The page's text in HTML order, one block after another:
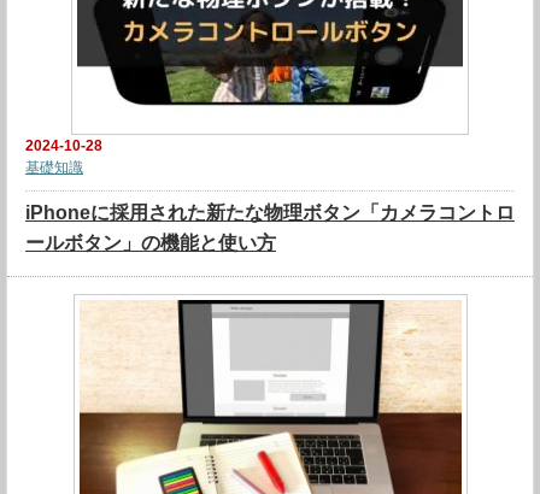
2024-10-28
基礎知識
iPhoneに採用された新たな物理ボタン「カメラコントロ
ールボタン」の機能と使い方